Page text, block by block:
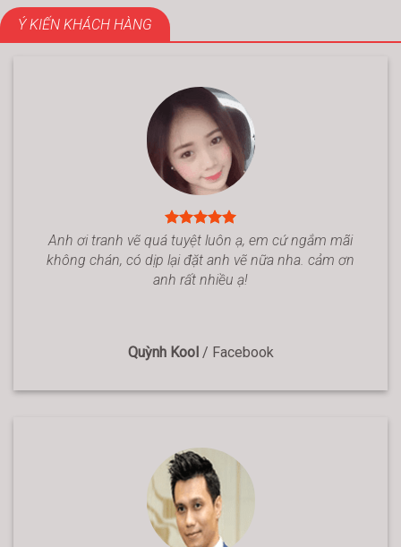
Ý KIẾN KHÁCH HÀNG
Anh ơi tranh vẽ quá tuyệt luôn ạ, em cứ ngắm mãi
không chán, có dịp lại đặt anh vẽ nữa nha. cảm ơn
anh rất nhiều ạ!
Quỳnh Kool / Facebook